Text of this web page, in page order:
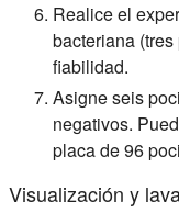
Realice el
bacteriana
fiabilidad.
Asigne seis
negativos.
placa de 96
Visualización y